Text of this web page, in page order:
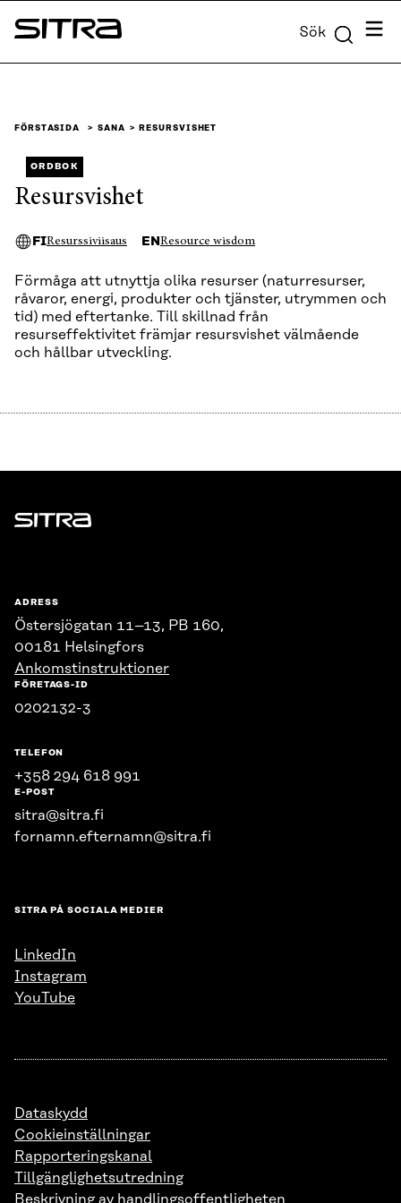
Skip to
content
Sitra Sök Meny
FÖRSTASIDA SANA RESURSVISHET
ORDBOK
Resursvishet
FIResurssiviisaus EN Resource wisdom
Förmåga att utnyttja olika resurser (naturresurser,
råvaror, energi, produkter och tjänster, utrymmen och
tid) med eftertanke. Till skillnad från
resurseffektivitet främjar resursvishet välmående
och hållbar utveckling.
Sitra
ADRESS
Östersjögatan 11–13, PB 160,
00181 Helsingfors
Ankomstinstruktioner
FÖRETAGS-ID
0202132-3
TELEFON
+358 294 618 991
E-POST
sitra@sitra.fi
fornamn.efternamn@sitra.fi
SITRA PÅ SOCIALA MEDIER
LinkedIn
Instagram
YouTube
Dataskydd
Cookieinställningar
Rapporteringskanal
Tillgänglighetsutredning
Beskrivning av handlingsoffentligheten